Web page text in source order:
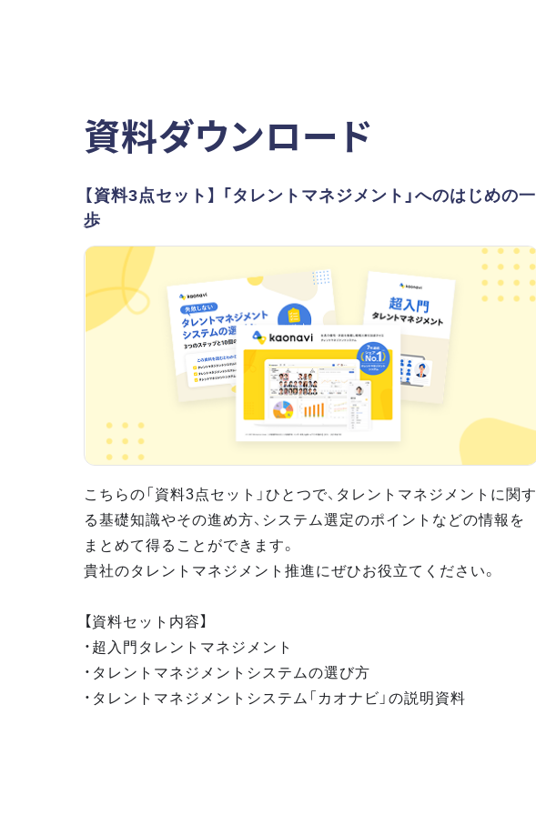
資料ダウンロード
【資料3点セット】 「タレントマネジメント」へのはじめの一
歩
こちらの「資料3点セット」ひとつで、タレントマネジメントに関す
る基礎知識やその進め方、システム選定のポイントなどの情報を
まとめて得ることができます。
貴社のタレントマネジメント推進にぜひお役立てください。
【資料セット内容】
・超入門タレントマネジメント
・タレントマネジメントシステムの選び方
・タレントマネジメントシステム「カオナビ」の説明資料